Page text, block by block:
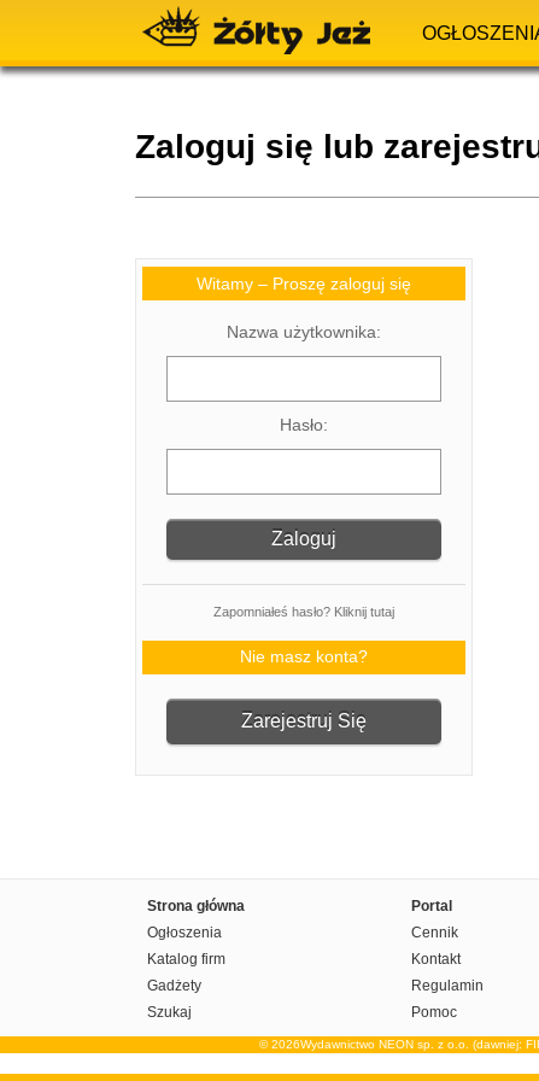
Zaloguj się lub
Witamy – Proszę zaloguj się
Nazwa użytkownika:
Hasło:
Zapomniałeś hasło? Kliknij tutaj
Nie masz konta?
Zarejestruj Się
Strona główna
Ogłoszenia
Katalog firm
Gadżety
Szukaj
Portal
Cennik
Kontakt
Regulamin
Pomoc
© 2026Wydawnictwo NEON sp. z o.o. (dawniej: